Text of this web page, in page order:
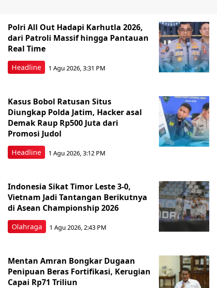
Headline
Polri All Out Hadapi Karhutla 2026,
dari Patroli Massif hingga Pantauan
Real Time
1 Agu 2026, 3:31 PM
Headline
Kasus Bobol Ratusan Situs
Diungkap Polda Jatim, Hacker asal
Demak Raup Rp500 Juta dari
Promosi Judol
1 Agu 2026, 3:12 PM
Olahraga
Indonesia Sikat Timor Leste 3-0,
Vietnam Jadi Tantangan Berikutnya
di Asean Championship 2026
1 Agu 2026, 2:43 PM
Mentan Amran Bongkar Dugaan
Penipuan Beras Fortifikasi, Kerugian
Capai Rp71 Triliun